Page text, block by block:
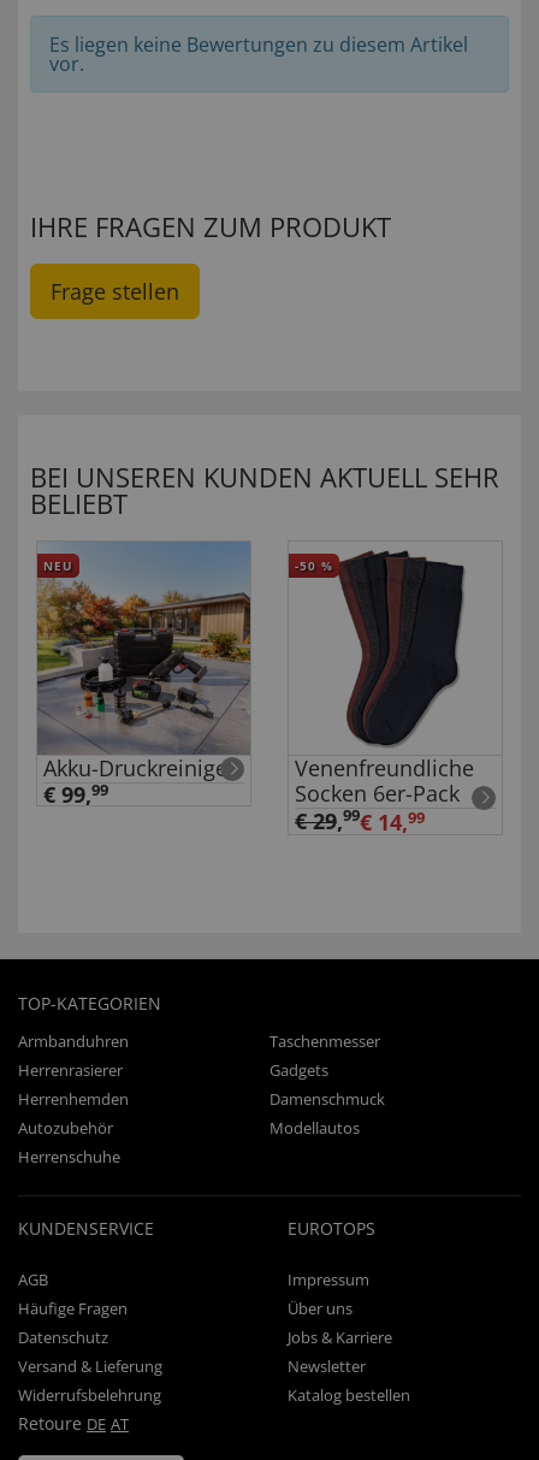
Es liegen keine Bewertungen zu diesem Artikel
vor.
IHRE FRAGEN ZUM PRODUKT
Frage stellen
BEI UNSEREN KUNDEN AKTUELL SEHR
BELIEBT
NEU
Akku-Druckreiniger
€ 99,99
-50 %
Venenfreundliche
Socken 6er-Pack
€ 29,99€ 14,99
TOP-KATEGORIEN
Armbanduhren
Taschenmesser
Herrenrasierer
Gadgets
Herrenhemden
Damenschmuck
Autozubehör
Modellautos
Herrenschuhe
KUNDENSERVICE
AGB
Häufige Fragen
Datenschutz
Versand & Lieferung
Widerrufsbelehrung
Retoure DE AT
EUROTOPS
Impressum
Über uns
Jobs & Karriere
Newsletter
Katalog bestellen